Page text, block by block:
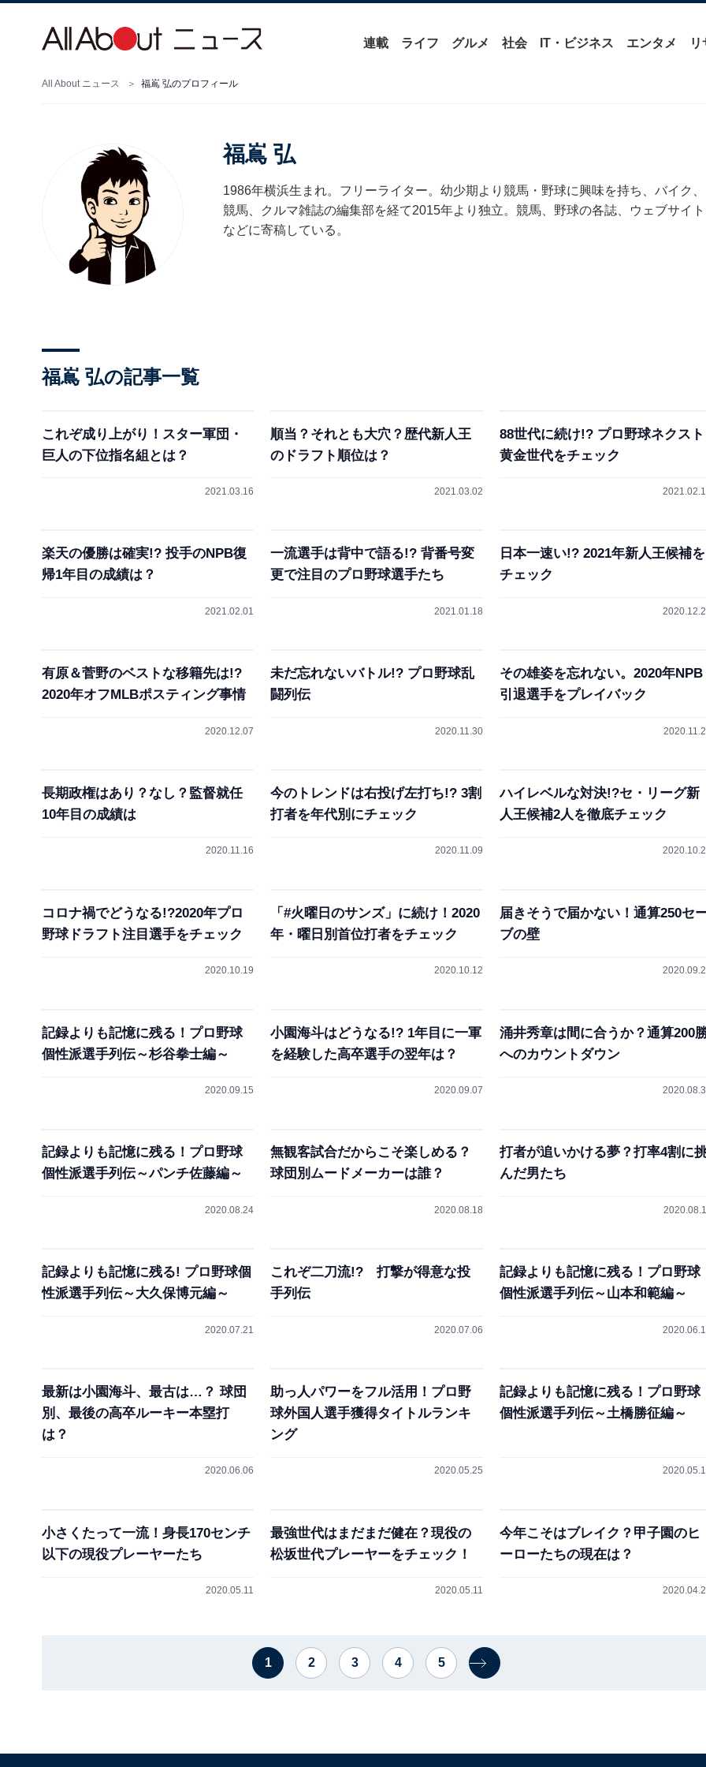
連載 ライフ グルメ 社会 IT・ビジネス エンタメ リ
All About ニュース 福嶌 弘のプロフィール
福嶌 弘
1986年横浜生まれ。フリーライター。幼少期より競馬・野球に興味を持ち、バイク、
競馬、クルマ雑誌の編集部を経て2015年より独立。競馬、野球の各誌、ウェブサイト
などに寄稿している。
福嶌 弘の記事一覧
これぞ成り上がり！スター軍団・
巨人の下位指名組とは？
2021.03.16
順当？それとも大穴？歴代新人王
のドラフト順位は？
2021.03.02
88世代に続け!? プロ野球ネクスト
黄金世代をチェック
楽天の優勝は確実!? 投手のNPB復
帰1年目の成績は？
2021.02.01
一流選手は背中で語る!? 背番号変
更で注目のプロ野球選手たち
2021.01.18
日本一速い!? 2021年新人王候補を
チェック
有原＆菅野のベストな移籍先は!?
2020年オフMLBポスティング事情
2020.12.07
未だ忘れないバトル!? プロ野球乱
闘列伝
2020.11.30
その雄姿を忘れない。2020年NPB
引退選手をプレイバック
長期政権はあり？なし？監督就任
10年目の成績は
2020.11.16
今のトレンドは右投げ左打ち!? 3割
打者を年代別にチェック
2020.11.09
ハイレベルな対決!?セ・リーグ新
人王候補2人を徹底チェック
コロナ禍でどうなる!?2020年プロ
野球ドラフト注目選手をチェック
2020.10.19
「#火曜日のサンズ」に続け！2020
年・曜日別首位打者をチェック
2020.10.12
届きそうで届かない！通算250セ
ブの壁
記録よりも記憶に残る！プロ野球
個性派選手列伝～杉谷拳士編～
2020.09.15
小園海斗はどうなる!? 1年目に一軍
を経験した高卒選手の翌年は？
2020.09.07
涌井秀章は間に合うか？通算200
へのカウントダウン
記録よりも記憶に残る！プロ野球
個性派選手列伝～パンチ佐藤編～
2020.08.24
無観客試合だからこそ楽しめる？
球団別ムードメーカーは誰？
2020.08.18
打者が追いかける夢？打率4割に
んだ男たち
記録よりも記憶に残る! プロ野球個
性派選手列伝～大久保博元編～
2020.07.21
これぞ二刀流!? 打撃が得意な投
手列伝
2020.07.06
記録よりも記憶に残る！プロ野球
個性派選手列伝～山本和範編～
最新は小園海斗、最古は…？ 球団
別、最後の高卒ルーキー本塁打
は？
2020.06.06
助っ人パワーをフル活用！プロ野
球外国人選手獲得タイトルランキ
ング
2020.05.25
記録よりも記憶に残る！プロ野球
個性派選手列伝～土橋勝征編～
小さくたって一流！身長170センチ
以下の現役プレーヤーたち
2020.05.11
最強世代はまだまだ健在？現役の
松坂世代プレーヤーをチェック！
2020.05.11
今年こそはブレイク？甲子園のヒ
ーローたちの現在は？
1 2 3 4 5